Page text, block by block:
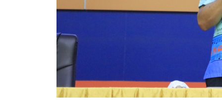
VDO Present
ประกาศแผนการจัดซื้อจัดจ้าง
ประกาศแผนการจัดหาพัสดุ
รายงานผลการจัดซื้อจัดจ้างประจำปีงบประมาณ